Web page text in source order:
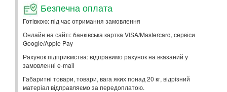
Безпечна оплата
Готівкою: під час отримання замовлення
Онлайн на сайті: банківська картка VISA/Mastercard, сервіси
Google/Apple Pay
Рахунок підприємства: відправимо рахунок на вказаний у
замовленні e-mail
Габаритні товари, товари, вага яких понад 20 кг, відрізний
матеріал відправляємо за передоплатою.